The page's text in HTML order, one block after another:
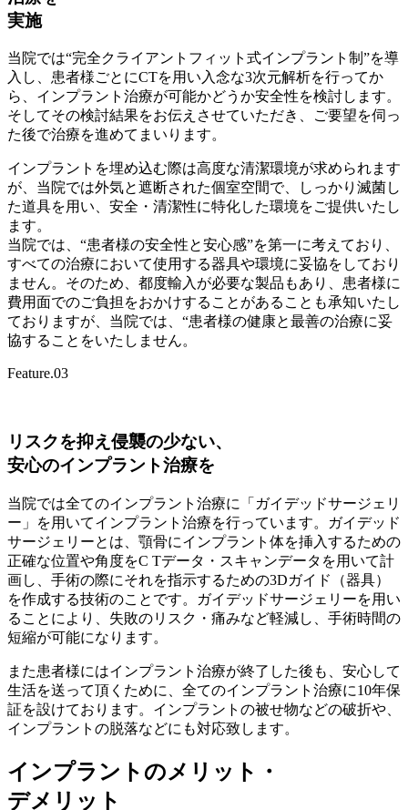
実施
当院では“完全クライアントフィット式インプラント制”を導
入し、患者様ごとにCTを用い入念な3次元解析を行ってか
ら、インプラント治療が可能かどうか安全性を検討します。
そしてその検討結果をお伝えさせていただき、ご要望を伺っ
た後で治療を進めてまいります。
インプラントを埋め込む際は高度な清潔環境が求められます
が、当院では外気と遮断された個室空間で、しっかり滅菌し
た道具を用い、安全・清潔性に特化した環境をご提供いたし
ます。
当院では、“患者様の安全性と安心感”を第一に考えており、
すべての治療において使用する器具や環境に妥協をしており
ません。そのため、都度輸入が必要な製品もあり、患者様に
費用面でのご負担をおかけすることがあることも承知いたし
ておりますが、当院では、“患者様の健康と最善の治療に妥
協することをいたしません。
Feature.03
リスクを抑え侵襲の少ない、
安心のインプラント治療を
当院では全てのインプラント治療に
「ガイデッドサージェリ
ー」
を用いてインプラント治療を行っています。ガイデッド
サージェリーとは、顎骨にインプラント体を挿入するための
正確な位置や角度をC Tデータ・スキャンデータを用いて計
画し、手術の際にそれを指示するための3Dガイド（器具）
を作成する技術のことです。ガイデッドサージェリーを用い
ることにより、 失敗のリスク・痛みなど軽減し、手術時間の
短縮が可能になります。
また患者様にはインプラント治療が終了した後も、安心して
生活を送って頂くために、 全てのインプラント治療に10年保
証を設けております。 インプラントの被せ物などの破折や、
インプラントの脱落などにも対応致します。
インプラントのメリット・
デメリット